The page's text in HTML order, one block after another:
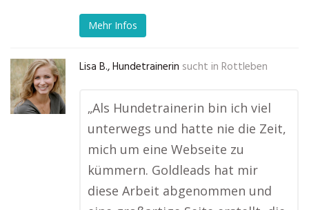
Mehr Infos
Lisa B., Hundetrainerin sucht in Rottleben
„Als Hundetrainerin bin ich viel
unterwegs und hatte nie die Zeit,
mich um eine Webseite zu
kümmern. Goldleads hat mir
diese Arbeit abgenommen und